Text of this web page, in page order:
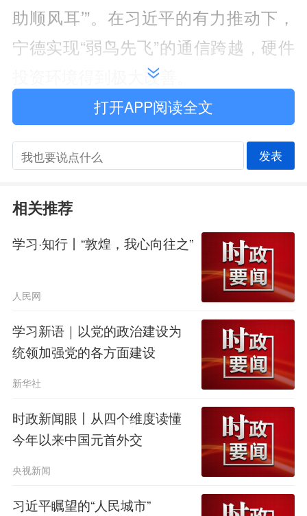
助顺风耳’”。在习近平的有力推动下，
宁德实现“弱鸟先飞”的通信跨越，硬件
投资环境得到极大改善。
党的十八大以来，习近平总书记深
刻洞察和敏锐把握信息革命发展大势，
提出建设网络强国的战略目标，并将拥
有良好的信息基础设施作为建设网络强
国的重要内容。
如何打通经济社会发展的信息“大
动脉”?
2021年10月，总书记在主持十九
届中央政治局第三十四次集体学习时给
出答案：加快建设以5G网络、全国一
体化数据中心体系、国家产业互联网等
为抓手的高速泛在、天地一体、云网融
合、智能敏捷、绿色低碳、安全可控的
打开APP阅读全文
发表
相关推荐
学习·知行丨“敦煌，我心向往之”
人民网
学习新语｜以党的政治建设为
统领加强党的各方面建设
新华社
时政新闻眼丨从四个维度读懂
今年以来中国元首外交
央视新闻
习近平瞩望的“人民城市”